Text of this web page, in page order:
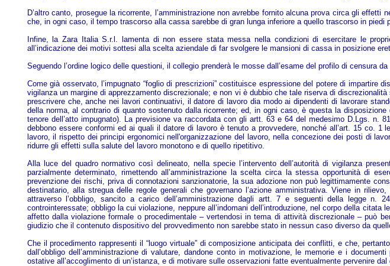
D’altro canto, prosegue la ricorrente, l’amministrazione non avrebbe fornito alcuna prova circa gli
che, in ogni caso, il tempo trascorso alla cassa sarebbe di gran lunga inferiore a quello trascorso in
Infine, la Zara Italia S.r.l. lamenta di non essere stata messa nella condizioni di esercitare le
all’indicazione dei motivi sottesi alla scelta aziendale di far svolgere le mansioni di cassa in posizione
Seguendo l’ordine logico delle questioni, il collegio prenderà le mosse dall’esame del profilo di censura
Come già osservato, l’impugnato “foglio di prescrizioni” costituisce espressione del potere di impartire
vigilanza un margine di apprezzamento discrezionale; e non vi è dubbio che tale riserva di
prescrivere che, anche nei lavori continuativi, il datore di lavoro dia modo ai dipendenti di lavorare
della norma, al contrario di quanto sostenuto dalla ricorrente; ed, in ogni caso, è questa la
tenore dell’atto impugnato). La previsione va raccordata con gli artt. 63 e 64 del medesimo D.Lgs.
debbono essere conformi ed ai quali il datore di lavoro è tenuto a provvedere, nonché all’art. 15 co.
lavoro, il rispetto dei principi ergonomici nell'organizzazione del lavoro, nella concezione dei posti di
ridurre gli effetti sulla salute del lavoro monotono e di quello ripetitivo.
Alla luce del quadro normativo così delineato, nella specie l’intervento dell’autorità di vigilanza
parzialmente determinato, rimettendo all’amministrazione la scelta circa la stessa opportunità di
prevenzione dei rischi, priva di connotazioni sanzionatorie, la sua adozione non può legittimamente
destinatario, alla stregua delle regole generali che governano l’azione amministrativa. Viene in
attraverso l’obbligo, sancito a carico dell’amministrazione dagli artt. 7 e seguenti della legge
controinteressate; obbligo la cui violazione, neppure all’indomani dell’introduzione, nel corpo della
affetto dalla violazione formale o procedimentale – vertendosi in tema di attività discrezionale – può
giudizio che il contenuto dispositivo del provvedimento non sarebbe stato in nessun caso diverso da
Che il procedimento rappresenti il “luogo virtuale” di composizione anticipata dei conflitti, e che,
dall’obbligo dell’amministrazione di valutare, dandone conto in motivazione, le memorie e i
ostative all’accoglimento di un’istanza, e di motivare sulle osservazioni fatte eventualmente pervenire